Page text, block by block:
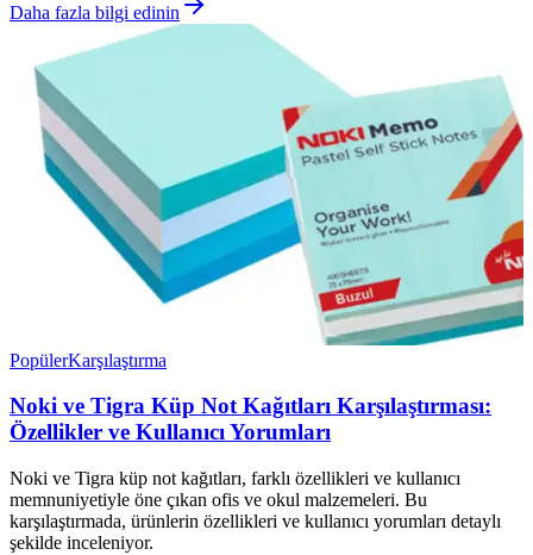
Daha fazla bilgi edinin
PopülerKarşılaştırma
Noki ve Tigra Küp Not Kağıtları Karşılaştırması:
Özellikler ve Kullanıcı Yorumları
Noki ve Tigra küp not kağıtları, farklı özellikleri ve kullanıcı
memnuniyetiyle öne çıkan ofis ve okul malzemeleri. Bu
karşılaştırmada, ürünlerin özellikleri ve kullanıcı yorumları detaylı
şekilde inceleniyor.